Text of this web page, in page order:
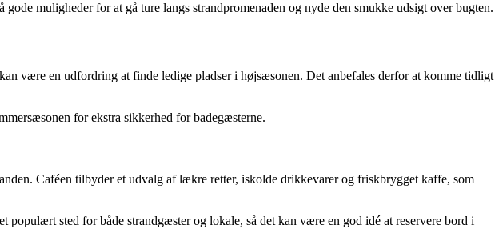
muligheder for at gå ture langs strandpromenaden og nyde den smukke udsigt over bugten.
være en udfordring at finde ledige pladser i højsæsonen. Det anbefales derfor at komme tidligt
for ekstra sikkerhed for badegæsterne.
Caféen tilbyder et udvalg af lækre retter, iskolde drikkevarer og friskbrygget kaffe, som
sted for både strandgæster og lokale, så det kan være en god idé at reservere bord i